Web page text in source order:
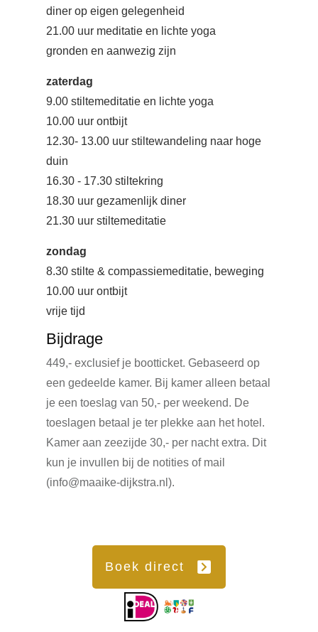
diner op eigen gelegenheid
21.00 uur meditatie en lichte yoga
gronden en aanwezig zijn
zaterdag
9.00 stiltemeditatie en lichte yoga
10.00 uur ontbijt
12.30- 13.00 uur stiltewandeling naar hoge
duin
16.30 - 17.30 stiltekring
18.30 uur gezamenlijk diner
21.30 uur stiltemeditatie
zondag
8.30 stilte & compassiemeditatie, beweging
10.00 uur ontbijt
vrije tijd
Bijdrage
449,- exclusief je bootticket. Gebaseerd op
een gedeelde kamer. Bij kamer alleen betaal
je een toeslag van 50,- per weekend. De
toeslagen betaal je ter plekke aan het hotel.
Kamer aan zeezijde 30,- per nacht extra. Dit
kun je invullen bij de notities of mail
(info@maaike-dijkstra.nl).
Boek direct